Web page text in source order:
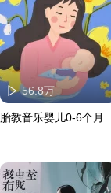
56.8万
胎教音乐婴儿0-6个月